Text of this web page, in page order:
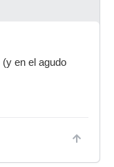
en el agudo